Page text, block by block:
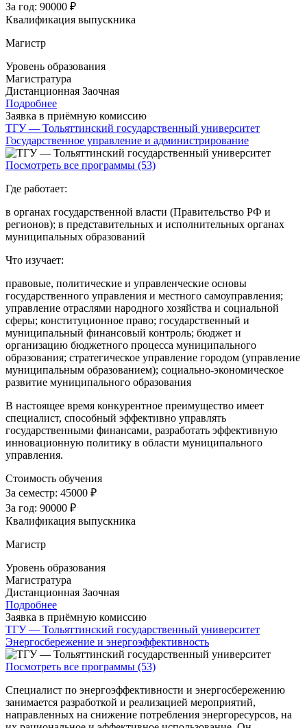
За год: 90000 ₽
Квалификация выпускника
Магистр
Уровень образования
Магистратура
Дистанционная Заочная
Подробнее
Заявка в приёмную комиссию
ТГУ — Тольяттинский государственный университет
Государственное управление и администрирование
Посмотреть все программы (53)
Где работает:
в органах государственной власти (Правительство РФ и
регионов); в представительных и исполнительных органах
муниципальных образований
Что изучает:
правовые, политические и управленческие основы
государственного управления и местного самоуправления;
управление отраслями народного хозяйства и социальной
сферы; конституционное право; государственный и
муниципальный финансовый контроль; бюджет и
организацию бюджетного процесса муниципального
образования; стратегическое управление городом (управление
муниципальным образованием); социально-экономическое
развитие муниципального образования
В настоящее время конкурентное преимущество имеет
специалист, способный эффективно управлять
государственными финансами, разработать эффективную
инновационную политику в области муниципального
управления.
Стоимость обучения
За семестр: 45000 ₽
За год: 90000 ₽
Квалификация выпускника
Магистр
Уровень образования
Магистратура
Дистанционная Заочная
Подробнее
Заявка в приёмную комиссию
ТГУ — Тольяттинский государственный университет
Энергосбережение и энергоэффективность
Посмотреть все программы (53)
Специалист по энергоэффективности и энергосбережению
занимается разработкой и реализацией мероприятий,
направленных на снижение потребления энергоресурсов, на